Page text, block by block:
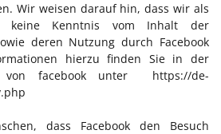
Wir weisen darauf hin, dass wir als
keine Kenntnis vom Inhalt der
deren Nutzung durch Facebook
hierzu finden Sie in der
von facebook unter https://de-
dass Facebook den Besuch